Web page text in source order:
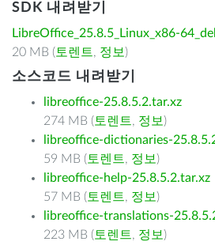
SDK 내려받기
LibreOffice_25.8.5_Linux_x86-
20 MB ( 토렌트, 정보 )
소스코드 내려받기
libreoffice-25.8.5.2.tar.xz
274 MB ( 토렌트, 정보 )
libreoffice-dictionaries-
59 MB ( 토렌트, 정보 )
libreoffice-help-25.8.5.2.tar.xz
57 MB ( 토렌트, 정보 )
libreoffice-translations-
223 MB ( 토렌트, 정보 )